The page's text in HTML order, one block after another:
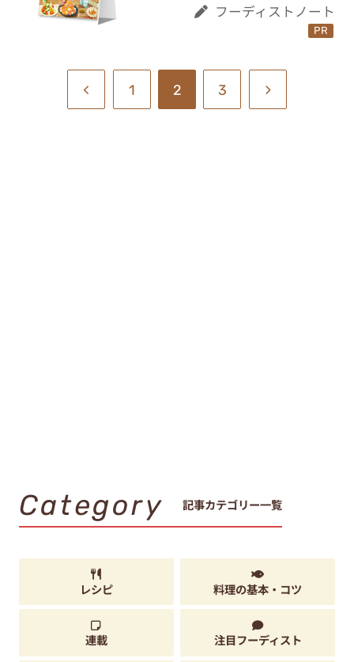
フーディストノート
PR
1 2 3
Category 記事カテゴリー一覧
レシピ 料理の基本・コツ
連載 注目フーディスト